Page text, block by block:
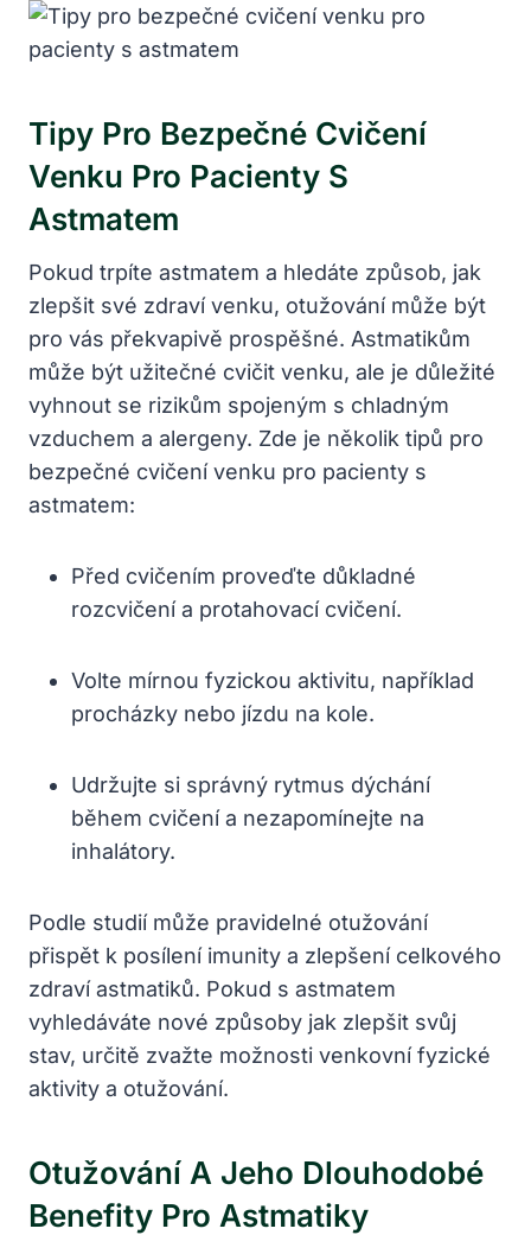
Tipy Pro Bezpečné Cvičení
Venku Pro Pacienty S
Astmatem
Pokud trpíte astmatem a hledáte způsob, jak
zlepšit své zdraví venku, otužování může být
pro vás překvapivě prospěšné. Astmatikům
může být užitečné cvičit venku, ale je důležité
vyhnout se rizikům spojeným s chladným
vzduchem a alergeny. Zde je několik tipů pro
bezpečné cvičení venku pro pacienty s
astmatem:
Před cvičením proveďte důkladné
rozcvičení a protahovací cvičení.
Volte mírnou fyzickou aktivitu, například
procházky nebo jízdu na kole.
Udržujte si správný rytmus dýchání
během cvičení a nezapomínejte na
inhalátory.
Podle studií může pravidelné otužování
přispět k posílení imunity a zlepšení celkového
zdraví astmatiků. Pokud s astmatem
vyhledáváte nové způsoby jak zlepšit svůj
stav, určitě zvažte možnosti venkovní fyzické
aktivity a otužování.
Otužování A Jeho Dlouhodobé
Benefity Pro Astmatiky